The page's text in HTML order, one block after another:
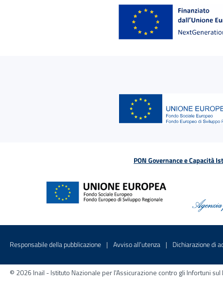
PON Governance e Capacità
Menu di servizio
Responsabile della pubblicazione Sito interno - Apre in una nuova finestra
Avviso all’utenza Sito interno - Apre
Dichiarazione di
© 2026 Inail - Istituto Nazionale per l'Assicurazione contro gli Infortuni